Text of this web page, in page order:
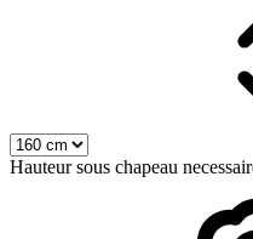
Hauteur sous chapeau